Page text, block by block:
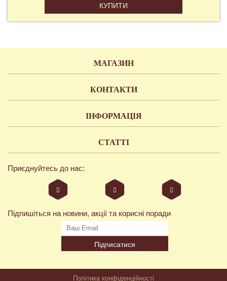
КУПИТИ
МАГАЗИН
КОНТАКТИ
ІНФОРМАЦІЯ
СТАТТІ
Приєднуйтесь до нас:
Підпишіться на новини, акції та корисні поради
Підписатися
Політика конфіденційності